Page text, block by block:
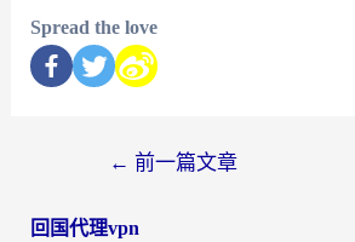
Spread the love
← 前一篇文章
回国代理vpn